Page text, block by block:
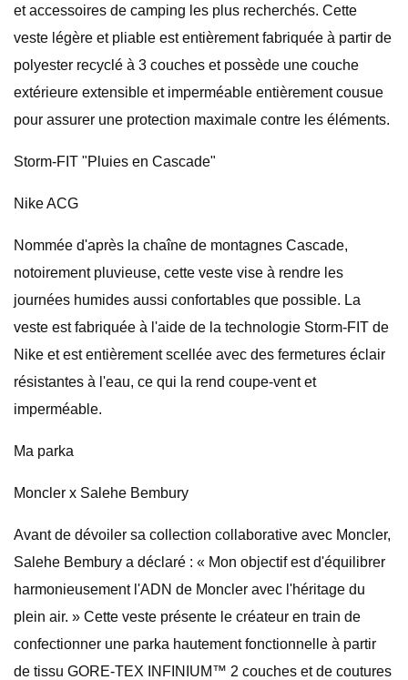
et accessoires de camping les plus recherchés. Cette
veste légère et pliable est entièrement fabriquée à partir de
polyester recyclé à 3 couches et possède une couche
extérieure extensible et imperméable entièrement cousue
pour assurer une protection maximale contre les éléments.
Storm-FIT "Pluies en Cascade"
Nike ACG
Nommée d'après la chaîne de montagnes Cascade,
notoirement pluvieuse, cette veste vise à rendre les
journées humides aussi confortables que possible. La
veste est fabriquée à l'aide de la technologie Storm-FIT de
Nike et est entièrement scellée avec des fermetures éclair
résistantes à l'eau, ce qui la rend coupe-vent et
imperméable.
Ma parka
Moncler x Salehe Bembury
Avant de dévoiler sa collection collaborative avec Moncler,
Salehe Bembury a déclaré : « Mon objectif est d'équilibrer
harmonieusement l'ADN de Moncler avec l'héritage du
plein air. » Cette veste présente le créateur en train de
confectionner une parka hautement fonctionnelle à partir
de tissu GORE-TEX INFINIUM™ 2 couches et de coutures